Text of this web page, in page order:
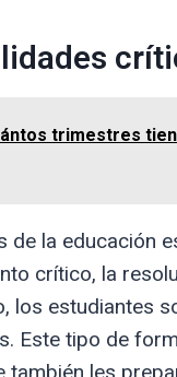
trimestres
de la educación
crítico, la
los estudiantes
Este tipo de
les